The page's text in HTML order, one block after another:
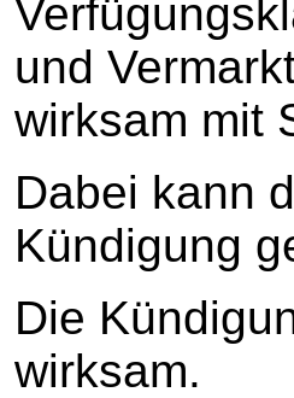
und
wirksam mit
Dabei kann
Kündigung
Die
wirksam.